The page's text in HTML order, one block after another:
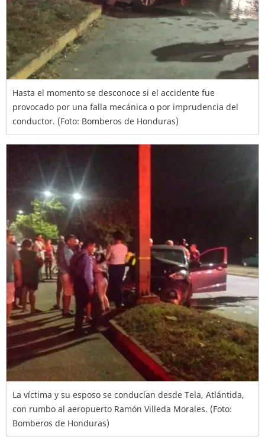
Hasta el momento se desconoce si el accidente fue
provocado por una falla mecánica o por imprudencia del
conductor. (Foto: Bomberos de Honduras)
La víctima y su esposo se conducían desde Tela, Atlántida,
con rumbo al aeropuerto Ramón Villeda Morales. (Foto:
Bomberos de Honduras)